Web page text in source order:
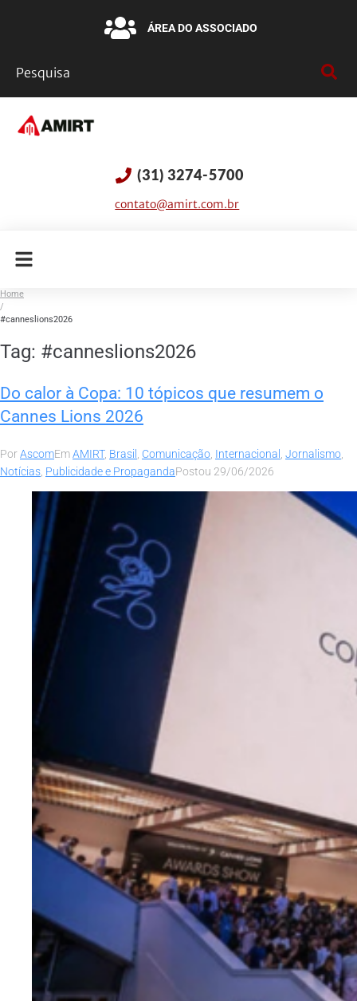
ÁREA DO ASSOCIADO
(31) 3274-5700
contato@amirt.com.br
Home
/
#canneslions2026
Tag: #canneslions2026
Do calor à Copa: 10 tópicos que resumem o
Cannes Lions 2026
PorAscomEmAMIRT, Brasil , Comunicação, Internacional , Jornalismo,
Notícias, Publicidade e PropagandaPostou 29/06/2026